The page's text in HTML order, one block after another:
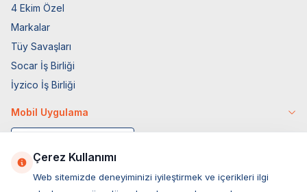
4 Ekim Özel
Markalar
Tüy Savaşları
Socar İş Birliği
İyzico İş Birliği
Mobil Uygulama
Çerez Kullanımı
Web sitemizde deneyiminizi iyileştirmek ve içerikleri ilgi